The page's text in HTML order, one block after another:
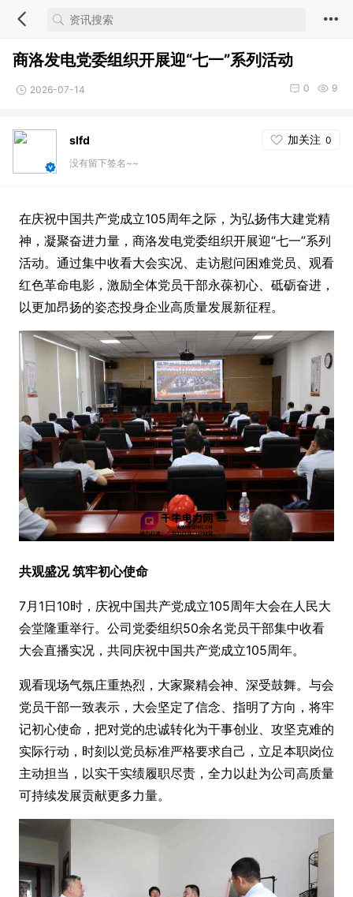
商洛发电党委组织开展迎“七一”系列活动
2026-07-14 9
0
slfd 加关注 0
没有留下签名~~
在庆祝中国共产党成立105周年之际，为弘扬伟大建党精
神，凝聚奋进力量，商洛发电党委组织开展迎“七一”系列
活动。通过集中收看大会实况、走访慰问困难党员、观看
红色革命电影，激励全体党员干部永葆初心、砥砺奋进，
以更加昂扬的姿态投身企业高质量发展新征程。
共观盛况 筑牢初心使命
7月1日10时，庆祝中国共产党成立105周年大会在人民大
会堂隆重举行。公司党委组织50余名党员干部集中收看
大会直播实况，共同庆祝中国共产党成立105周年。
观看现场气氛庄重热烈，大家聚精会神、深受鼓舞。与会
党员干部一致表示，大会坚定了信念、指明了方向，将牢
记初心使命，把对党的忠诚转化为干事创业、攻坚克难的
实际行动，时刻以党员标准严格要求自己，立足本职岗位
主动担当，以实干实绩履职尽责，全力以赴为公司高质量
可持续发展贡献更多力量。